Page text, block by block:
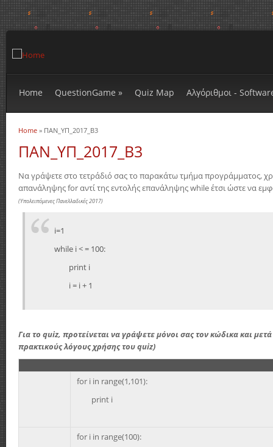
Home QuestionGame » Quiz Map Αλγόριθμοι -
You are here
Home » ΠΑΝ_ΥΠ_2017_Β3
ΠΑΝ_ΥΠ_2017_Β3
Να γράψετε στο τετράδιό σας το παρακάτω τμήμα προγράμματος,
απανάληψης for αντί της εντολής επανάληψης while έτσι ώστε να
(Υπολειπόμενες Πανελλαδικές 2017)
i=1
while i < = 100:
print i
i = i + 1
Για το quiz, προτείνεται να γράψετε μόνοι σας τον κώδικα και
πρακτικούς λόγους χρήσης του quiz)
for i in range(1,101):
print i
for i in range(100):